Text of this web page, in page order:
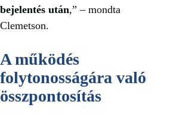
bejelentés után,” – mondta
Clemetson.
A működés
folytonosságára való
összpontosítás